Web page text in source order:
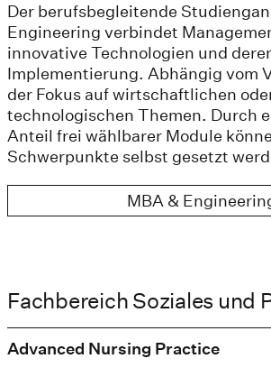
Der berufsbegleitende
Engineering verbindet
innovative Technologien und
Implementierung. Abhängig vom
der Fokus auf wirtschaftlichen
technologischen Themen. Durch
Anteil frei wählbarer Module
Schwerpunkte selbst gesetzt
MBA &
Fachbereich Soziales und
Advanced Nursing Practice